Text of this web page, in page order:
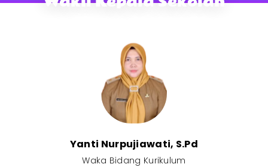
Yanti Nurpujiawati, S.Pd
Waka Bidang Kurikulum